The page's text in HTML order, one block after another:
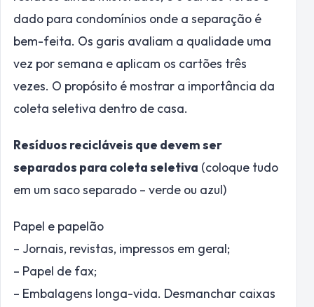
dado para condomínios onde a separação é
bem-feita. Os garis avaliam a qualidade uma
vez por semana e aplicam os cartões três
vezes. O propósito é mostrar a importância da
coleta seletiva dentro de casa.
Resíduos recicláveis que devem ser
separados para coleta seletiva (coloque tudo
em um saco separado – verde ou azul)
Papel e papelão
– Jornais, revistas, impressos em geral;
– Papel de fax;
– Embalagens longa-vida. Desmanchar caixas